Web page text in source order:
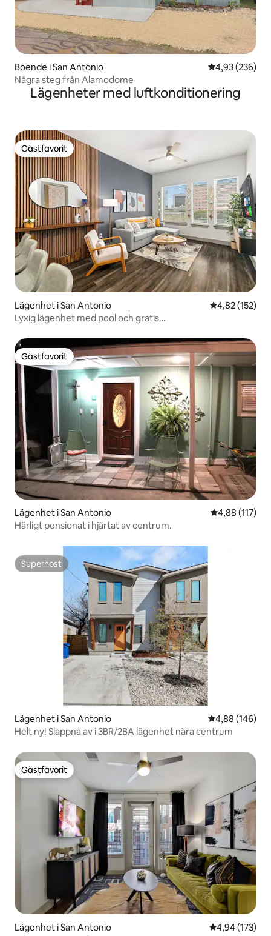
Boende i San Antonio 4,93 av 5 i
4,93 (236)
Några steg från Alamodome
Lägenheter med luftkonditionering
Gästfavorit
Gästfavorit
Lägenhet i San Antonio 4,82 av 5 i
4,82 (152)
Lyxig lägenhet med pool och gratis
Gästfavorit
Gästfavorit
Lägenhet i San Antonio 4,88 av 5 i
4,88 (117)
Härligt pensionat i hjärtat av centrum.
Superhost
Superhost
Lägenhet i San Antonio 4,88 av 5 i
4,88 (146)
Helt ny! Slappna av i 3BR/2BA lägenhet nära centrum
Gästfavorit
Gästfavorit
Lägenhet i San Antonio 4,94 av 5 i
4,94 (173)